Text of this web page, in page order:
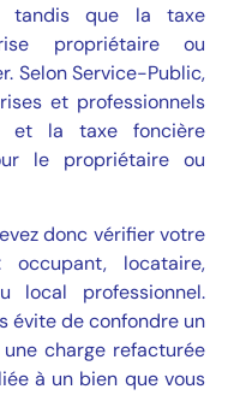
tandis que la taxe
propriétaire ou
Selon Service-Public,
et professionnels
et la taxe foncière
le propriétaire ou
donc vérifier votre
locataire,
local professionnel.
évite de confondre un
charge refacturée
à un bien que vous